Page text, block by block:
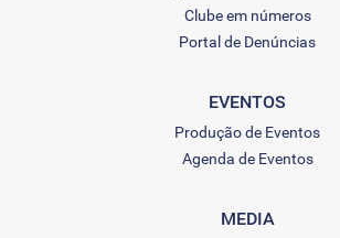
Clube em números
Portal de Denúncias
EVENTOS
Produção de Eventos
Agenda de Eventos
MEDIA